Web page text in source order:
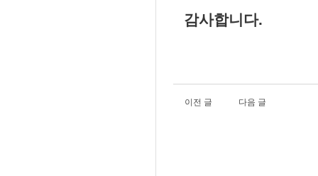
감사합니다.
이전 글 다음 글